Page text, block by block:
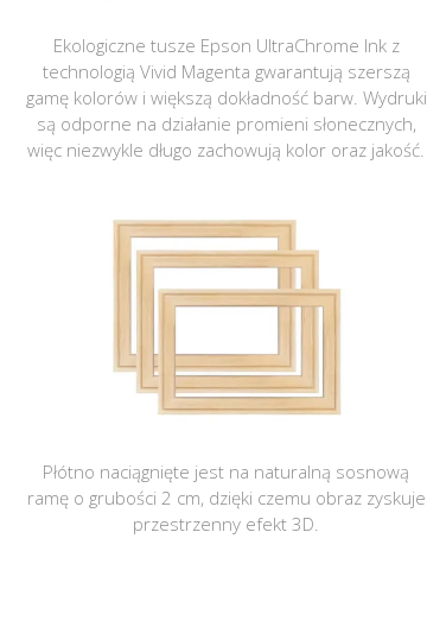
Ekologiczne tusze Epson UltraChrome Ink z
technologią Vivid Magenta gwarantują szerszą
gamę kolorów i większą dokładność barw. Wydruki
są odporne na działanie promieni słonecznych,
więc niezwykle długo zachowują kolor oraz jakość.
Płótno naciągnięte jest na naturalną sosnową
ramę o grubości 2 cm, dzięki czemu obraz zyskuje
przestrzenny efekt 3D.